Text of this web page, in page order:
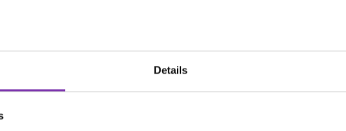
Details
die du für das Färben von Mermaid Hair benötigst:
1 x Toxic Absinth (150 ml), 1 x Grr Grr Green (150 ml), 1 x
Farbe enthalten als bei anderen Marken. Die Farbe ist vegan,